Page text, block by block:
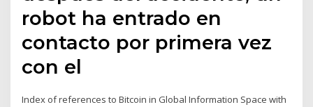
robot ha entrado en
contacto por primera vez
con el
Index of references to Bitcoin in Global Information Space with